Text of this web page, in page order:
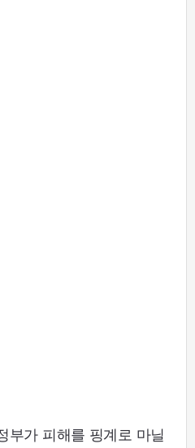
부가 피해를 핑계로 마닐